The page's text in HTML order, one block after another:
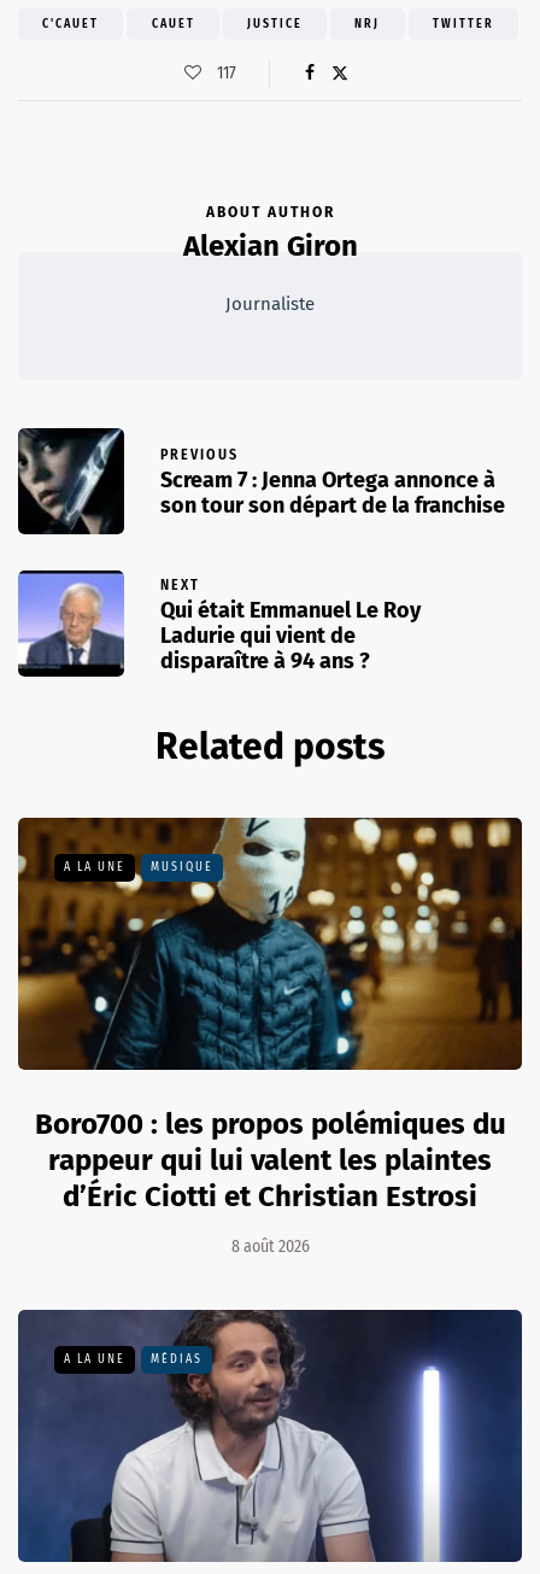
C'CAUET CAUET JUSTICE NRJ TWITTER
117
ABOUT AUTHOR
Alexian Giron
Journaliste
PREVIOUS
Scream 7 : Jenna Ortega annonce à
son tour son départ de la franchise
NEXT
Qui était Emmanuel Le Roy
Ladurie qui vient de
disparaître à 94 ans ?
Related posts
A LA UNE MUSIQUE
Boro700 : les propos polémiques du
rappeur qui lui valent les plaintes
d’Éric Ciotti et Christian Estrosi
8 août 2026
A LA UNE MÉDIAS